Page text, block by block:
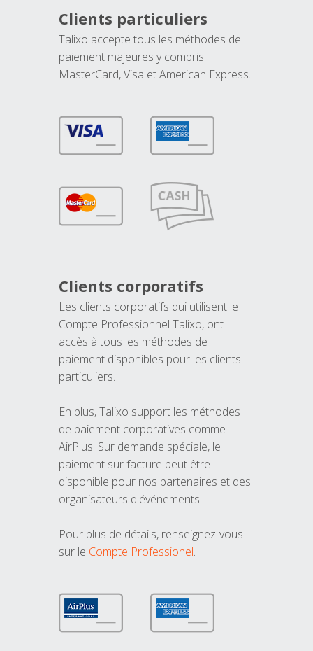
Clients particuliers
Talixo accepte tous les méthodes de
paiement majeures y compris
MasterCard, Visa et American Express.
Clients corporatifs
Les clients corporatifs qui utilisent le
Compte Professionnel Talixo, ont
accès à tous les méthodes de
paiement disponibles pour les clients
particuliers.
En plus, Talixo support les méthodes
de paiement corporatives comme
AirPlus. Sur demande spéciale, le
paiement sur facture peut être
disponible pour nos partenaires et des
organisateurs d'événements.
Pour plus de détails, renseignez-vous
sur le Compte Professionel.